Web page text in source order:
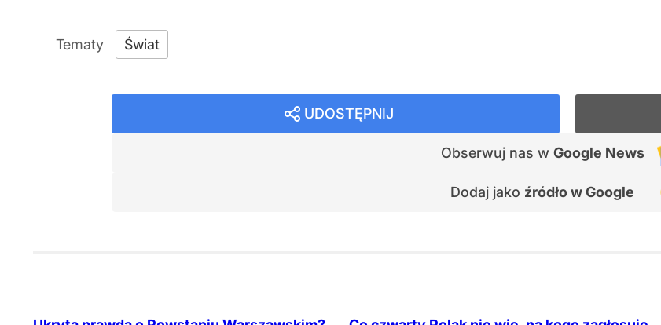
Świat
UDOSTĘPNIJ
Obserwuj nas w Google News
Dodaj jako źródło w Google